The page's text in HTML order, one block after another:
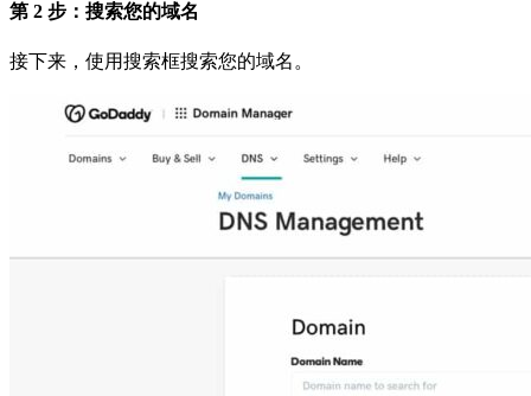
第 2 步：搜索您的域名
接下来，使用搜索框搜索您的域名。